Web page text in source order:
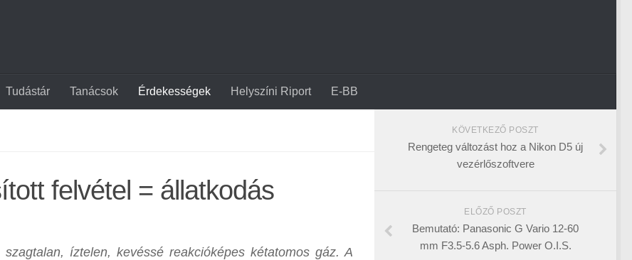
Tudástár Tanácsok Érdekességek Helyszíni Riport E-BB
felvétel = állatkodás
íztelen, kevéssé reakcióképes kétatomos gáz. A
KÖVETKEZŐ POSZT
Rengeteg változást hoz a Nikon D5 új
vezérlőszoftvere
ELŐZŐ POSZT
Bemutató: Panasonic G Vario 12-60
mm F3.5-5.6 Asph. Power O.I.S.